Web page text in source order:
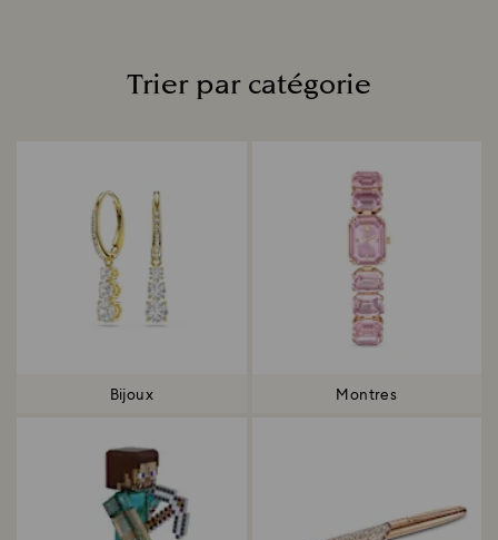
Trier par catégorie
Bijoux Montres